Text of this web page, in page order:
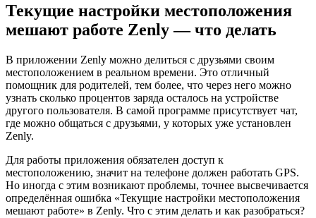
Текущие настройки местоположения
мешают работе Zenly — что делать
В приложении Zenly можно делиться с друзьями своим
местоположением в реальном времени. Это отличный
помощник для родителей, тем более, что через него можно
узнать сколько процентов заряда осталось на устройстве
другого пользователя. В самой программе присутствует чат,
где можно общаться с друзьями, у которых уже установлен
Zenly.
Для работы приложения обязателен доступ к
местоположению, значит на телефоне должен работать GPS.
Но иногда с этим возникают проблемы, точнее высвечивается
определённая ошибка «Текущие настройки местоположения
мешают работе» в Zenly. Что с этим делать и как разобраться?